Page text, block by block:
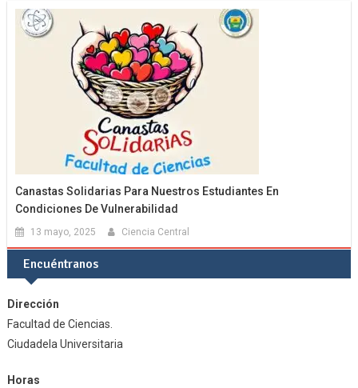
Canastas Solidarias Para Nuestros Estudiantes En
Condiciones De Vulnerabilidad
13 mayo, 2025 Ciencia Central
Encuéntranos
Dirección
Facultad de Ciencias.
Ciudadela Universitaria
Horas